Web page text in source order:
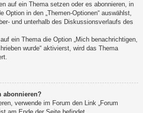
auf ein Thema setzen oder es abonnieren, in
Option in den „Themen-Optionen“ auswählst,
und unterhalb des Diskussionsverlaufs des
ein Thema die Option „Mich benachrichtigen,
wurde“ aktivierst, wird das Thema
abonnieren?
verwende im Forum den Link „Forum